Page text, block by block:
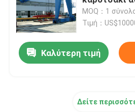
Ενιαίος γερανός ατσάλινων
Γερανός ατσάλινων
το
MOQ：1
Τιμή：
Καλύτερη τιμή
Δείτε